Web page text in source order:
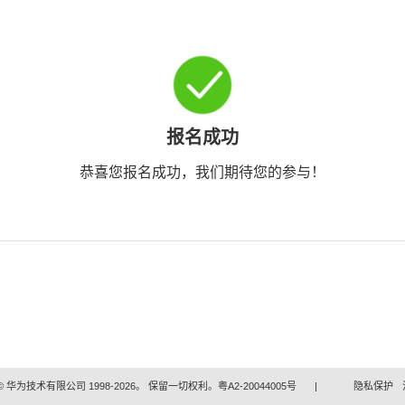
报名成功
恭喜您报名成功，我们期待您的参与！
华为技术有限公司 1998-2026。 保留一切权利。粤A2-20044005号 | 隐私保护